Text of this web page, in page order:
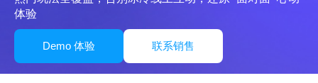
体验
Demo 体验 联系销售